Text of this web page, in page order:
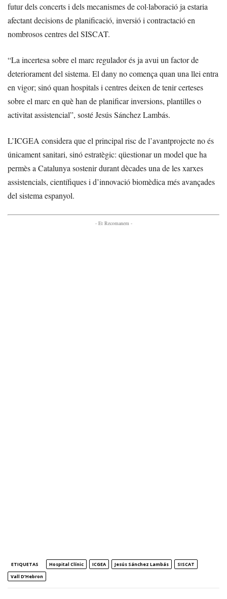
futur dels concerts i dels mecanismes de col·laboració ja estaria
afectant decisions de planificació, inversió i contractació en
nombrosos centres del SISCAT.
“La incertesa sobre el marc regulador és ja avui un factor de
deteriorament del sistema. El dany no comença quan una llei entra
en vigor; sinó quan hospitals i centres deixen de tenir certeses
sobre el marc en què han de planificar inversions, plantilles o
activitat assistencial”, sosté Jesús Sánchez Lambás.
L’ICGEA considera que el principal risc de l’avantprojecte no és
únicament sanitari, sinó estratègic: qüestionar un model que ha
permès a Catalunya sostenir durant dècades una de les xarxes
assistencials, científiques i d’innovació biomèdica més avançades
del sistema espanyol.
- Et Recomanem -
ETIQUETAS Hospital Clínic ICGEA Jesús Sánchez Lambás
SISCAT
Vall D’Hebron